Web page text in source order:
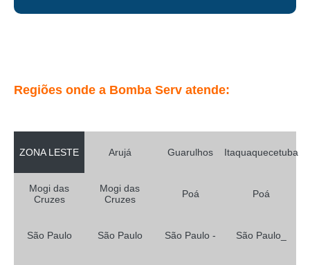
onde encontro bombeamento de concreto Itaquera
bombeamento com concreto José Bonifácio
bombeamento de concreto pneumático valor Vila Curuçá
Regiões onde a Bomba Serv atende:
ZONA LESTE Arujá Guarulhos Itaquaquecetuba
Mogi das
Cruzes
Mogi das
Cruzes
Poá Poá
São Paulo São Paulo São Paulo - São Paulo_